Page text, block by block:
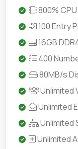
800%
100 Entry
16GB
400
80MB/s
Unlimited
Unlimited
Unlimited
Unlimited